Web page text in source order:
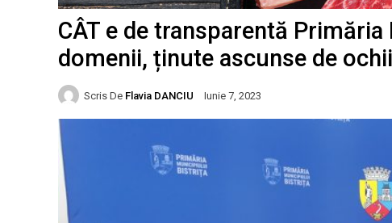
CÂT e de transparentă
domenii, ținute ascunse de
Scris De Flavia DANCIU Iunie 7, 2023